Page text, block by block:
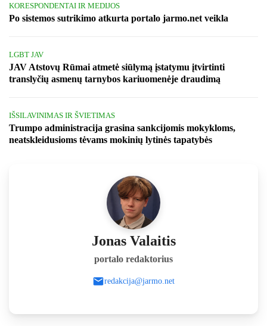
KORESPONDENTAI IR MEDIJOS
Po sistemos sutrikimo atkurta portalo jarmo.net veikla
LGBT JAV
JAV Atstovų Rūmai atmetė siūlymą įstatymu įtvirtinti
translyčių asmenų tarnybos kariuomenėje draudimą
IŠSILAVINIMAS IR ŠVIETIMAS
Trumpo administracija grasina sankcijomis mokykloms,
neatskleidusioms tėvams mokinių lytinės tapatybės
Jonas Valaitis
portalo redaktorius
redakcija@jarmo.net